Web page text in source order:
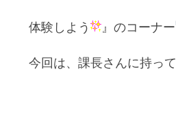
体験しよう 』のコーナー
今回は、課長さんに持っ